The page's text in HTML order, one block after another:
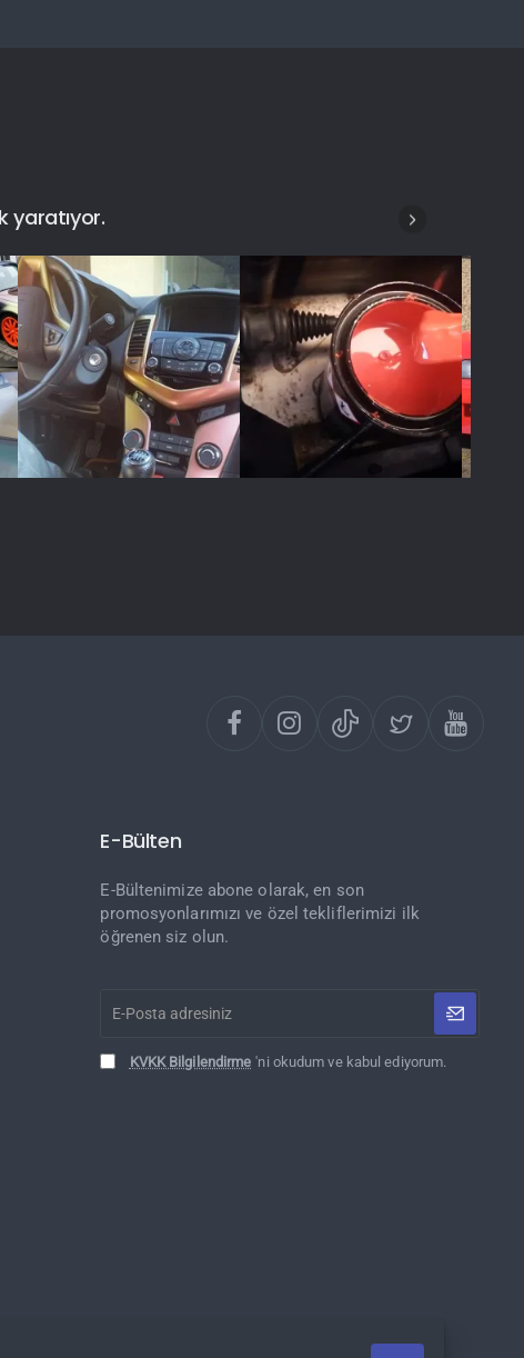
yaratıyor.
E-Bülten
E-Bültenimize abone olarak, en son
promosyonlarımızı ve özel tekliflerimizi ilk
öğrenen siz olun.
Posta
KVKK Bilgilendirme 'ni okudum ve kabul ediyorum.